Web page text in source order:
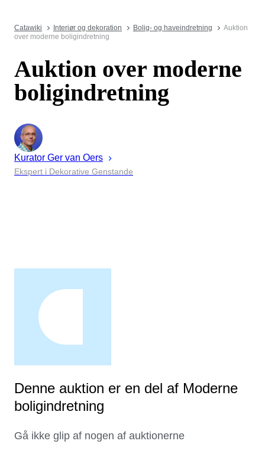
Catawiki Interiør og dekoration Bolig- og haveindretning
Auktion
over moderne boligindretning
Auktion over moderne
boligindretning
Kurator Ger van Oers
Ekspert i Dekorative Genstande
Denne auktion er en del af Moderne
boligindretning
Gå ikke glip af nogen af auktionerne